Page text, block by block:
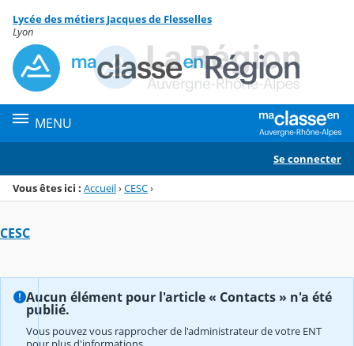
Menu de la rubrique
Contenu
Lycée des métiers Jacques de Flesselles
Lyon
MENU
Se connecter
Vous êtes ici : Accueil›CESC›
CESC
Aucun élément pour l'article « Contacts » n'a été
publié.
Vous pouvez vous rapprocher de l'administrateur de votre ENT